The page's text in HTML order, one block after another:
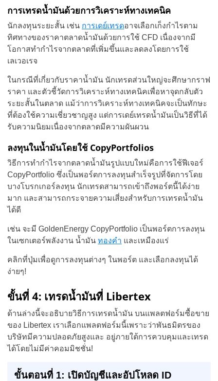
การเทรดน้ำมันด้วยการวิเคราะห์ทางเทคนิค
นักลงทุนระยะสั้น เช่น การเดย์เทรดอาจเลือกเก็งกำไรตาม
ทิศทางของราคาตลาดน้ำมันด้วยการใช้ CFD เนื่องจากมี
โอกาสทำกำไรจากตลาดที่เพิ่มขึ้นและลดลงโดยการใช้
เลเวอเรจ
ในกรณีที่เกี่ยวกับราคาน้ำมัน นักเทรดส่วนใหญ่จะศึกษากราฟ
ราคา และตัวชี้วัดการวิเคราะห์ทางเทคนิคเพื่อหาจุดกลับตัว
ระยะสั้นในตลาด แม้ว่าการวิเคราะห์ทางเทคนิคจะเป็นทักษะ
ที่ต้องใช้ความเชี่ยวชาญสูง แต่การเดย์เทรดน้ำมันเป็นวิธีที่ได้
รับความนิยมเนื่องจากตลาดมีความผันผวน
ลงทุนในน้ำมันโดยใช้ CopyPortfolios
วิธีการทำกำไรจากตลาดน้ำมันรูปแบบใหม่คือการใช้ฟีเจอร์
CopyPortfolio ซึ่งเป็นพอร์ตการลงทุนสำเร็จรูปที่จัดการโดย
บางโบรกเกอร์ลงทุน นักเทรดสามารถเข้าถึงพอร์ตนี้ได้ง่าย
มาก และสามารถกระจายความเสี่ยงสำหรับการเทรดน้ำมัน
ได้ดี
เช่น จะมี GoldenEnergy CopyPortfolio เป็นพอร์ตการลงทุน
ในเซกเตอร์พลังงาน น้ำมัน ทองคำ และเหมืองแร่
คลิกที่ปุ่มเพื่อดูการลงทุนต่างๆ ในพอร์ต และเลือกลงทุนได้
ง่ายๆ!
ขั้นที่ 4: เทรดน้ำมันที่ Libertex
ด้านล่างนี้จะอธิบายวิธีการเทรดน้ำมัน บนแพลตฟอร์มซื้อขาย
ของ Libertex เราเลือกแพลตฟอร์มนี้เพราะว่าพันธมิตรของ
บริษัทมีความปลอดภัยสูงและ อยู่ภายใต้การควบคุมและเทรด
ได้โดยไม่มีค่าคอมมิชชั่น!
ขั้นตอนที่ 1: เปิดบัญชีและอัปโหลด ID